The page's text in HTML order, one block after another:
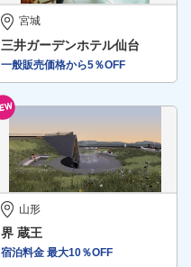
宮城
三井ガーデンホテル仙台
一般販売価格から5％OFF
山形
界 蔵王
宿泊料金 最大10％OFF